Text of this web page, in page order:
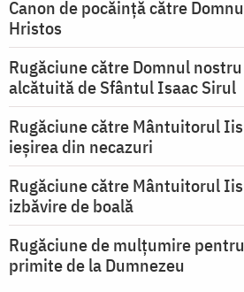
Canon de pocăință către
Hristos
Rugăciune către Domnul
alcătuită de Sfântul Isaac Sirul
Rugăciune către Mântuitorul
ieşirea din necazuri
Rugăciune către Mântuitorul
izbăvire de boală
Rugăciune de mulțumire
primite de la Dumnezeu